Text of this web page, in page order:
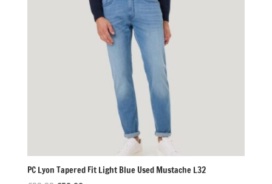
PC Lyon Tapered Fit Light Blue Used Mustache L32